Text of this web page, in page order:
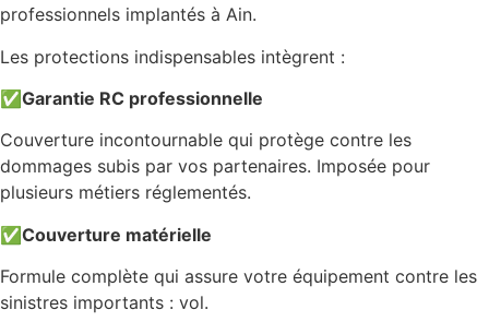
professionnels implantés à Ain.
Les protections indispensables intègrent :
✅Garantie RC professionnelle
Couverture incontournable qui protège contre les
dommages subis par vos partenaires. Imposée pour
plusieurs métiers réglementés.
✅Couverture matérielle
Formule complète qui assure votre équipement contre les
sinistres importants : vol.